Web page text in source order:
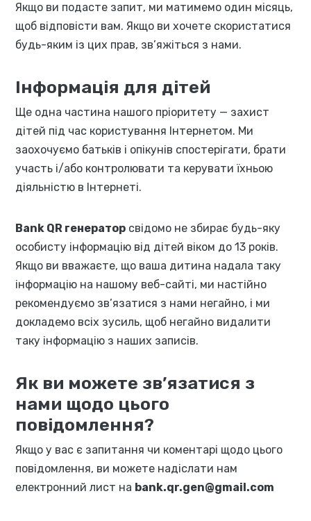
Якщо ви подасте запит, ми матимемо один місяць,
щоб відповісти вам. Якщо ви хочете скористатися
будь-яким із цих прав, зв’яжіться з нами.
Інформація для дітей
Ще одна частина нашого пріоритету — захист
дітей під час користування Інтернетом. Ми
заохочуємо батьків і опікунів спостерігати, брати
участь і/або контролювати та керувати їхньою
діяльністю в Інтернеті.
Bank QR генератор свідомо не збирає будь-яку
особисту інформацію від дітей віком до 13 років.
Якщо ви вважаєте, що ваша дитина надала таку
інформацію на нашому веб-сайті, ми настійно
рекомендуємо зв’язатися з нами негайно, і ми
докладемо всіх зусиль, щоб негайно видалити
таку інформацію з наших записів.
Як ви можете зв’язатися з
нами щодо цього
повідомлення?
Якщо у вас є запитання чи коментарі щодо цього
повідомлення, ви можете надіслати нам
електронний лист на bank.qr.gen@gmail.com